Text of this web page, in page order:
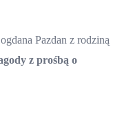
Pazdan z rodziną
z prośbą o